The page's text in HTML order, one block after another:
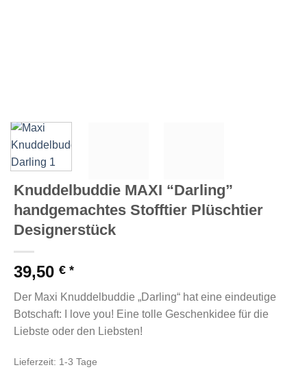
Knuddelbuddie MAXI “Darling”
handgemachtes Stofftier Plüschtier
Designerstück
39,50 €
Der Maxi Knuddelbuddie „Darling“ hat eine eindeutige
Botschaft: I love you! Eine tolle Geschenkidee für die
Liebste oder den Liebsten!
Lieferzeit: 1-3 Tage